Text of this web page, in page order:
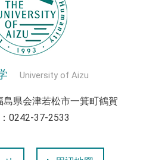
University of Aizu
県会津若松市一箕町鶴賀
0242-37-2533